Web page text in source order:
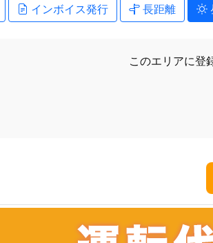
インボイス発行 長距離
このエリアに登